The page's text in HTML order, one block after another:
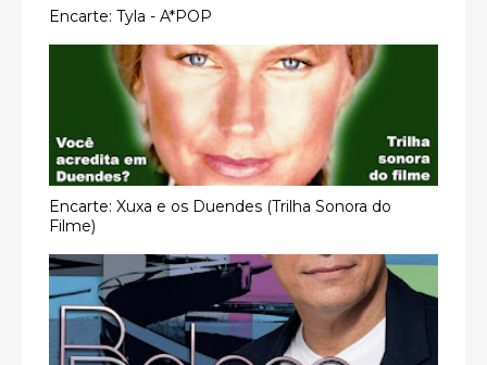
Encarte: Tyla - A*POP
Encarte: Xuxa e os Duendes (Trilha Sonora do
Filme)